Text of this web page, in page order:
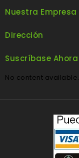
Nuestra Empresa
Dirección
Suscríbase Ahora
No content available.